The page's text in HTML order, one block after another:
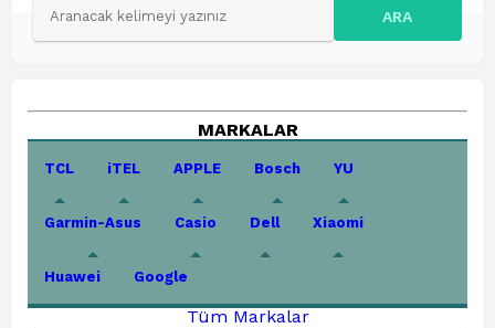
ARA
MARKALAR
TCL iTEL APPLE Bosch YU
Garmin-Asus Casio Dell Xiaomi
Huawei Google
Tüm Markalar